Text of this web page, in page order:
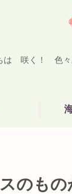
は 咲く！ 色々
のもの